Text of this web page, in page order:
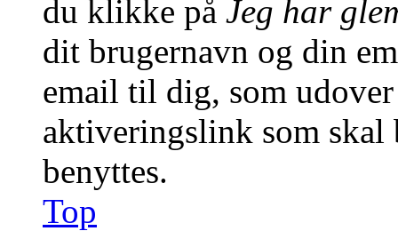
du klikke på Jeg har
dit brugernavn og din
email til dig, som
aktiveringslink som skal
benyttes.
Top